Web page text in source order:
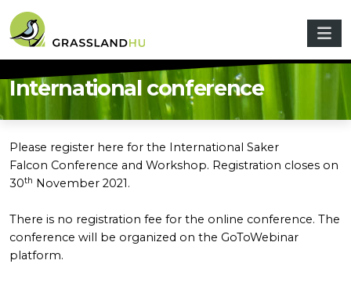
International conference
Please register here for the International Saker
Falcon Conference and Workshop. Registration closes on
30th November 2021.
There is no registration fee for the online conference. The
conference will be organized on the GoToWebinar
platform.